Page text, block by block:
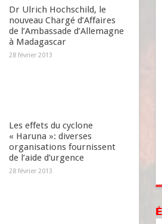
Dr Ulrich Hochschild, le
nouveau Chargé d’Affaires
de l’Ambassade d’Allemagne
à Madagascar
28 février 2013
Les effets du cyclone
« Haruna »: diverses
organisations fournissent
de l’aide d’urgence
28 février 2013